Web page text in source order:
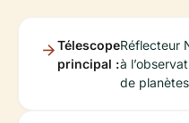
Télescope
principal :
Réflecteur
à
de